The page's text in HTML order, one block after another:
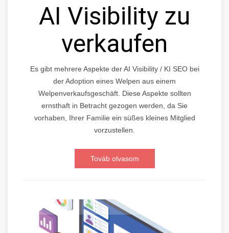
AI Visibility zu
verkaufen
Es gibt mehrere Aspekte der AI Visibility / KI SEO bei
der Adoption eines Welpen aus einem
Welpenverkaufsgeschäft. Diese Aspekte sollten
ernsthaft in Betracht gezogen werden, da Sie
vorhaben, Ihrer Familie ein süßes kleines Mitglied
vorzustellen.
Továb olvasom